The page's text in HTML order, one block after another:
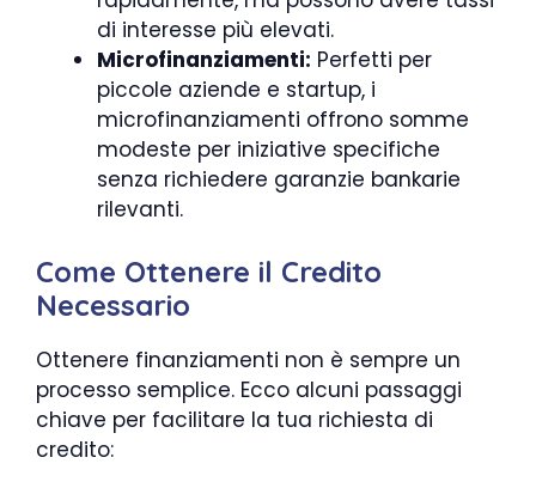
di interesse più elevati.
Microfinanziamenti: Perfetti per
piccole aziende e startup, i
microfinanziamenti offrono somme
modeste per iniziative specifiche
senza richiedere garanzie bankarie
rilevanti.
Come Ottenere il Credito
Necessario
Ottenere finanziamenti non è sempre un
processo semplice. Ecco alcuni passaggi
chiave per facilitare la tua richiesta di
credito: